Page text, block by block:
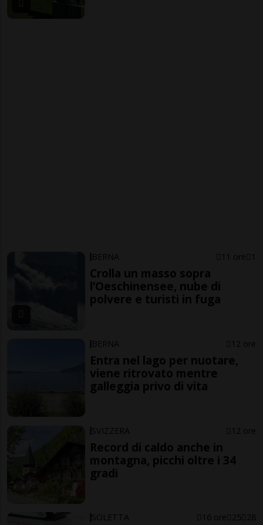
BERNA 11 ore 1
Crolla un masso sopra
l’Oeschinensee, nube di
polvere e turisti in fuga
BERNA 12 ore
Entra nel lago per nuotare,
viene ritrovato mentre
galleggia privo di vita
SVIZZERA 12 ore
Record di caldo anche in
montagna, picchi oltre i 34
gradi
SOLETTA 16 ore 25 28